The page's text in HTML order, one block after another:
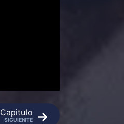
Capitulo
SIGUIENTE